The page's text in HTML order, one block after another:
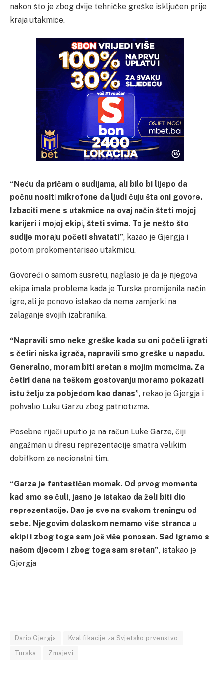
nakon što je zbog dvije tehničke greške isključen prije
kraja utakmice.
“Neću da pričam o sudijama, ali bilo bi lijepo da
počnu nositi mikrofone da ljudi čuju šta oni govore.
Izbaciti mene s utakmice na ovaj način šteti mojoj
karijeri i mojoj ekipi, šteti svima. To je nešto što
sudije moraju početi shvatati”, kazao je Gjergja i
potom prokomentarisao utakmicu.
Govoreći o samom susretu, naglasio je da je njegova
ekipa imala problema kada je Turska promijenila način
igre, ali je ponovo istakao da nema zamjerki na
zalaganje svojih izabranika.
“Napravili smo neke greške kada su oni počeli igrati
s četiri niska igrača, napravili smo greške u napadu.
Generalno, moram biti sretan s mojim momcima. Za
četiri dana na teškom gostovanju moramo pokazati
istu želju za pobjedom kao danas”, rekao je Gjergja i
pohvalio Luku Garzu zbog patriotizma.
Posebne riječi uputio je na račun Luke Garze, čiji
angažman u dresu reprezentacije smatra velikim
dobitkom za nacionalni tim.
“Garza je fantastičan momak. Od prvog momenta
kad smo se čuli, jasno je istakao da želi biti dio
reprezentacije. Dao je sve na svakom treningu od
sebe. Njegovim dolaskom nemamo više stranca u
ekipi i zbog toga sam još više ponosan. Sad igramo s
našom djecom i zbog toga sam sretan”, istakao je
Gjergja
Dario Gjergja Kvalifikacije za Svjetsko prvenstvo
Turska Zmajevi